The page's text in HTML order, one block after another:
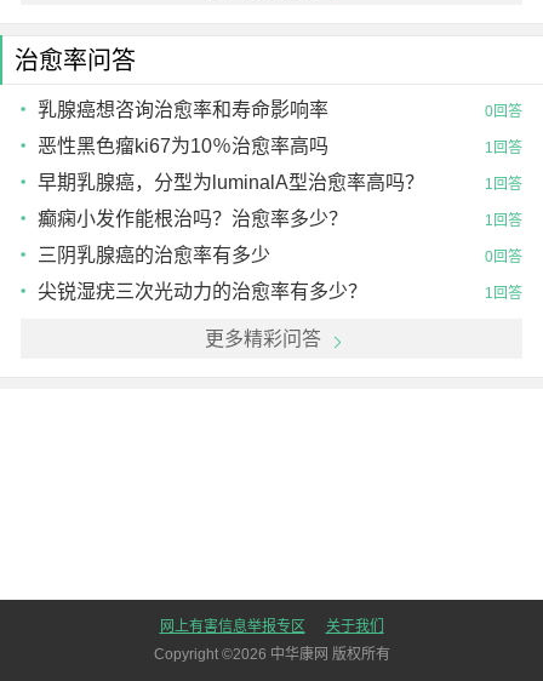
治愈率问答
乳腺癌想咨询治愈率和寿命影响率 0回答
恶性黑色瘤ki67为10％治愈率高吗 1回答
早期乳腺癌，分型为luminalA型治愈率高吗？ 1回答
癫痫小发作能根治吗？治愈率多少？ 1回答
三阴乳腺癌的治愈率有多少 0回答
尖锐湿疣三次光动力的治愈率有多少？ 1回答
更多精彩问答
网上有害信息举报专区
关于我们
Copyright ©2026 中华康网 版权所有